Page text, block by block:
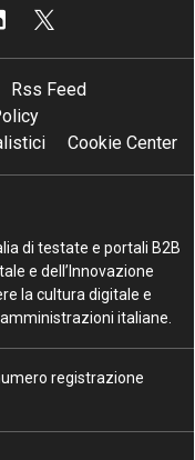
Rss Feed
Cookie Center
di testate e portali B2B
e dell’Innovazione
la cultura digitale e
italiane.
registrazione